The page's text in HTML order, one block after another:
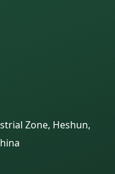
Zone, Heshun,